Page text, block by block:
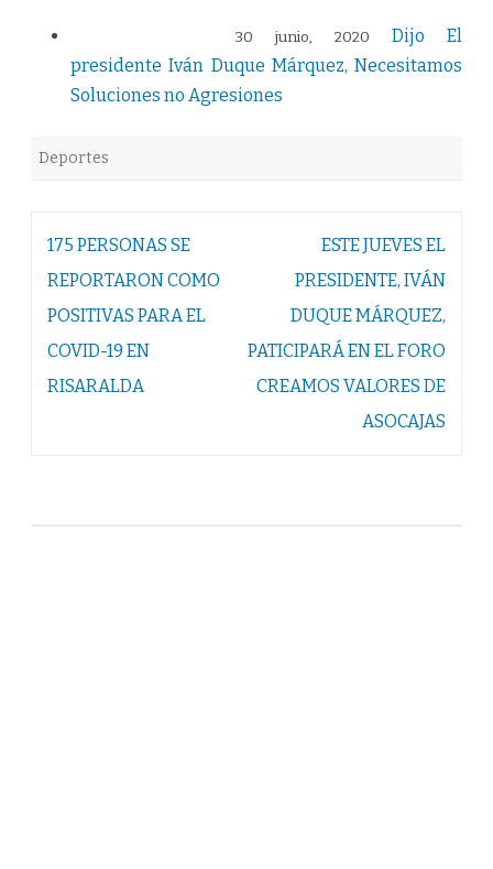
30 junio, 2020
Dijo El
presidente Iván Duque Márquez, Necesitamos
Soluciones no Agresiones
Deportes
Navegación
de
entradas
175 PERSONAS SE
REPORTARON COMO
POSITIVAS PARA EL
COVID-19 EN
RISARALDA
ESTE JUEVES EL
PRESIDENTE, IVÁN
DUQUE MÁRQUEZ,
PATICIPARÁ EN EL FORO
CREAMOS VALORES DE
ASOCAJAS